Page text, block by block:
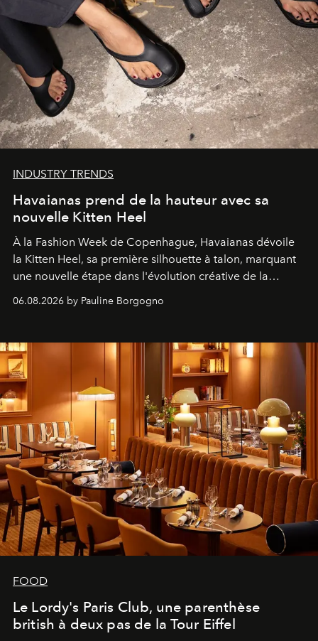
INDUSTRY TRENDS
Havaianas prend de la hauteur avec sa
nouvelle Kitten Heel
À la Fashion Week de Copenhague, Havaianas dévoile
la Kitten Heel, sa première silhouette à talon, marquant
une nouvelle étape dans l'évolution créative de la
06.08.2026 by Pauline Borgogno
FOOD
Le Lordy's Paris Club, une parenthèse
british à deux pas de la Tour Eiffel